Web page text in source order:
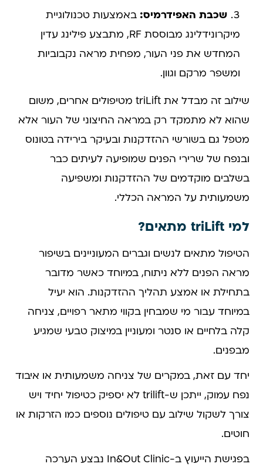
שכבת האפידרמיס: באמצעות טכנולוגיית
מיקרונידלינג מבוססת RF, מתבצע פילינג עדין
המחדש את פני העור, מפחית מראה נקבוביות
ומשפר מרקם וגוון.
שילוב זה מבדל את triLift מטיפולים אחרים, משום
שהוא לא מתמקד רק במראה החיצוני של העור אלא
מטפל גם בשורשי ההזדקנות ובעיקר בירידה בטונוס
ובנפח של שרירי הפנים שמופיעה לעיתים כבר
בשלבים מוקדמים של ההזדקנות ומשפיעה
משמעותית על המראה הכללי.
למי triLift מתאים?
הטיפול מתאים לנשים וגברים המעוניינים בשיפור
מראה הפנים ללא ניתוח, במיוחד כאשר מדובר
בתחילת או אמצע תהליך ההזדקנות. הוא יעיל
במיוחד עבור מי שמבחין בקווי מתאר רפויים, צניחה
קלה בלחיים או סנטר ומעוניין במיצוק טבעי שמגיע
מבפנים.
יחד עם זאת, במקרים של צניחה משמעותית או איבוד
נפח עמוק, ייתכן ש-trilift לא יספיק כטיפול יחיד ויש
צורך לשקול שילוב עם טיפולים נוספים כמו הזרקות או
חוטים.
בפגישת הייעוץ ב-In&Out Clinic נבצע הערכה